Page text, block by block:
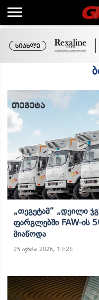
„თეგეტამ“ „დეილი
Ფარგლებში FAW-Ის
Მიაწოდა
25 ივნისი 2026, 13:28